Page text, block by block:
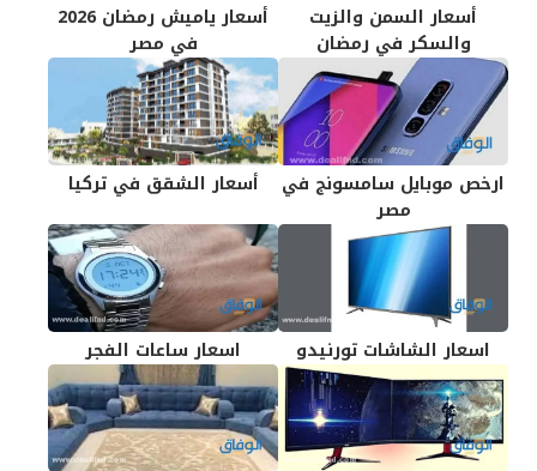
أسعار السمن والزيت
والسكر في رمضان
أسعار ياميش رمضان 2026
في مصر
ارخص موبايل سامسونج في
مصر
أسعار الشقق في تركيا
اسعار الشاشات تورنيدو اسعار ساعات الفجر